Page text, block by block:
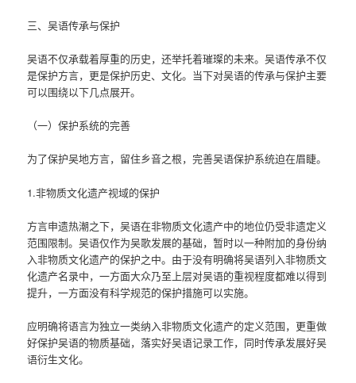
三、吴语传承与保护
吴语不仅承载着厚重的历史，还举托着璀璨的未来。吴语传承不仅
是保护方言，更是保护历史、文化。当下对吴语的传承与保护主要
可以围绕以下几点展开。
（一）保护系统的完善
为了保护吴地方言，留住乡音之根，完善吴语保护系统迫在眉睫。
1.非物质文化遗产视域的保护
方言申遗热潮之下，吴语在非物质文化遗产中的地位仍受非遗定义
范围限制。吴语仅作为吴歌发展的基础，暂时以一种附加的身份纳
入非物质文化遗产的保护之中。由于没有明确将吴语列入非物质文
化遗产名录中，一方面大众乃至上层对吴语的重视程度都难以得到
提升，一方面没有科学规范的保护措施可以实施。
应明确将语言为独立一类纳入非物质文化遗产的定义范围，更重做
好保护吴语的物质基础，落实好吴语记录工作，同时传承发展好吴
语衍生文化。